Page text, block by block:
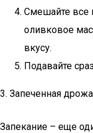
Смешайте все
оливковое
вкусу.
Подавайте
3. Запеченная
Запекание – еще